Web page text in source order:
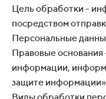
Цель обработки -
посредством
Персональные
Правовые
информации,
защите